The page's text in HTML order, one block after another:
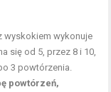
wyskokiem wykonuje
się od 5, przez 8 i 10,
3 powtórzenia.
powtórzeń,